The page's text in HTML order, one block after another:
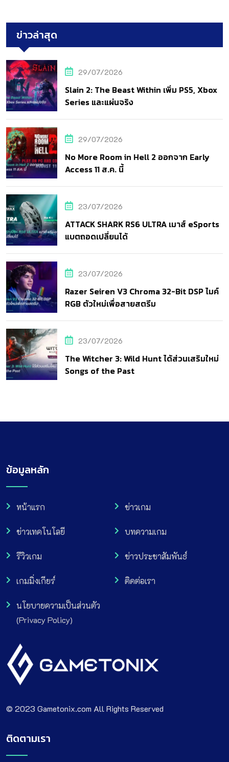
ข่าวล่าสุด
29/07/2026
Slain 2: The Beast Within เพิ่ม PS5, Xbox
Series และแผ่นจริง
29/07/2026
No More Room in Hell 2 ออกจาก Early
Access 11 ส.ค. นี้
23/07/2026
ATTACK SHARK RS6 ULTRA เมาส์ eSports
แบตถอดเปลี่ยนได้
23/07/2026
Razer Seiren V3 Chroma 32-Bit DSP ไมค์
RGB ตัวใหม่เพื่อสายสตรีม
23/07/2026
The Witcher 3: Wild Hunt ได้ส่วนเสริมใหม่
Songs of the Past
ข้อมูลหลัก
หน้าแรก ข่าวเกม
ข่าวเทคโนโลยี บทความเกม
รีวิวเกม ข่าวประชาสัมพันธ์
เกมมิ่งเกียร์ ติดต่อเรา
นโยบายความเป็นส่วนตัว
(Privacy Policy)
© 2023 Gametonix.com All Rights Reserved
ติดตามเรา